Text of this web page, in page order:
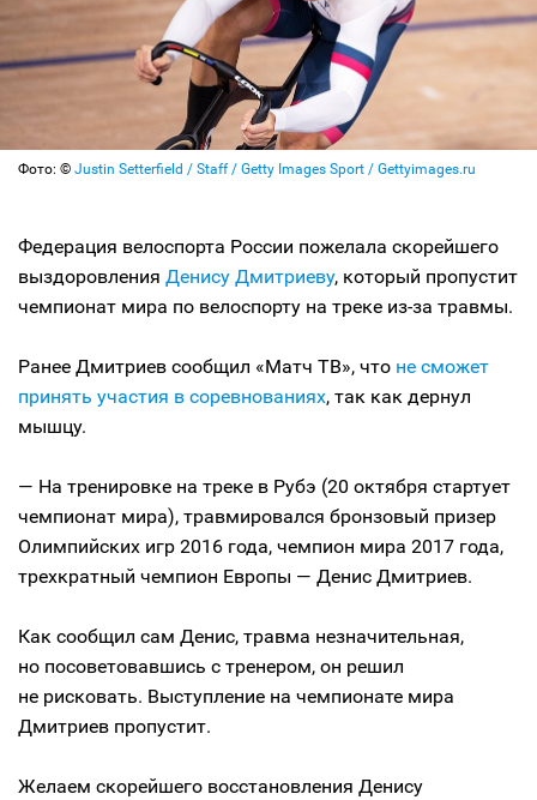
Фото: © Justin Setterfield / Staff / Getty Images Sport / Gettyimages.ru
Федерация велоспорта России пожелала скорейшего
выздоровления Денису Дмитриеву, который пропустит
чемпионат мира по велоспорту на треке из-за травмы.
Ранее Дмитриев сообщил «Матч ТВ», что не сможет
принять участия в соревнованиях, так как дернул
мышцу.
— На тренировке на треке в Рубэ (20 октября стартует
чемпионат мира), травмировался бронзовый призер
Олимпийских игр 2016 года, чемпион мира 2017 года,
трехкратный чемпион Европы — Денис Дмитриев.
Как сообщил сам Денис, травма незначительная,
но посоветовавшись с тренером, он решил
не рисковать. Выступление на чемпионате мира
Дмитриев пропустит.
Желаем скорейшего восстановления Денису